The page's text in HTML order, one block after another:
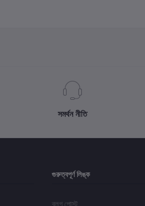
সমর্থন নীতি
গুরুত্বপূর্ণ লিঙ্ক
ব্লগ পোস্ট